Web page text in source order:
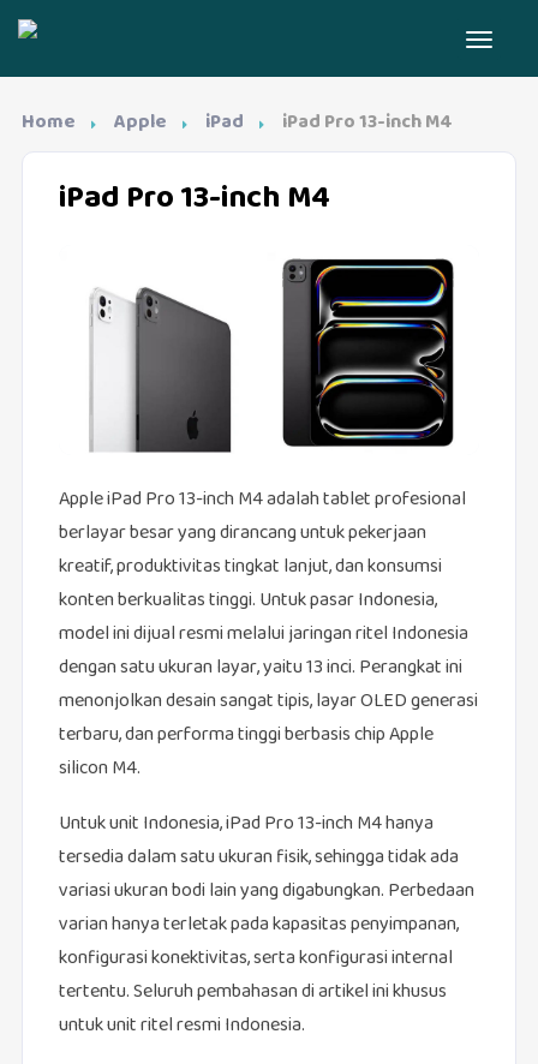
Home Apple iPad iPad Pro 13-inch M4
iPad Pro 13-inch M4
Apple iPad Pro 13-inch M4 adalah tablet profesional
berlayar besar yang dirancang untuk pekerjaan
kreatif, produktivitas tingkat lanjut, dan konsumsi
konten berkualitas tinggi. Untuk pasar Indonesia,
model ini dijual resmi melalui jaringan ritel Indonesia
dengan satu ukuran layar, yaitu 13 inci. Perangkat ini
menonjolkan desain sangat tipis, layar OLED generasi
terbaru, dan performa tinggi berbasis chip Apple
silicon M4.
Untuk unit Indonesia, iPad Pro 13-inch M4 hanya
tersedia dalam satu ukuran fisik, sehingga tidak ada
variasi ukuran bodi lain yang digabungkan. Perbedaan
varian hanya terletak pada kapasitas penyimpanan,
konfigurasi konektivitas, serta konfigurasi internal
tertentu. Seluruh pembahasan di artikel ini khusus
untuk unit ritel resmi Indonesia.